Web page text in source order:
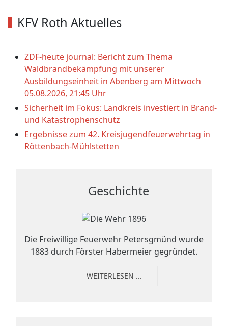
KFV Roth Aktuelles
ZDF-heute journal: Bericht zum Thema
Waldbrandbekämpfung mit unserer
Ausbildungseinheit in Abenberg am Mittwoch
05.08.2026, 21:45 Uhr
Sicherheit im Fokus: Landkreis investiert in Brand-
und Katastrophenschutz
Ergebnisse zum 42. Kreisjugendfeuerwehrtag in
Röttenbach-Mühlstetten
Geschichte
Die Freiwillige Feuerwehr Petersgmünd wurde
1883 durch Förster Habermeier gegründet.
WEITERLESEN ...